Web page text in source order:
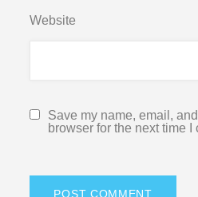
Website
Save my name, email,
browser for the next time I